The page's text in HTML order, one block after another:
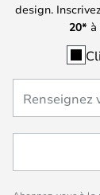
design.
20*